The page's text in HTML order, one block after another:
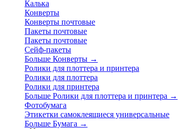
Калька
Конверты
Конверты почтовые
Пакеты почтовые
Пакеты почтовые
Сейф-пакеты
Больше Конверты →
Ролики для плоттера и принтера
Ролики для плоттера
Ролики для принтера
Больше Ролики для плоттера и принтера →
Фотобумага
Этикетки самоклеящиеся универсальные
Больше Бумага →